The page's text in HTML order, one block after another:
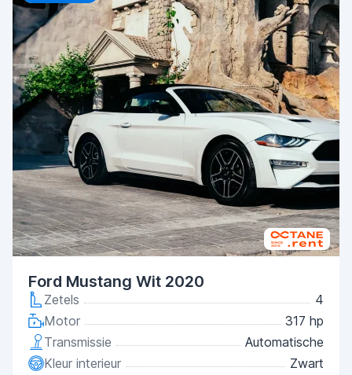
Ford Mustang Wit 2020
Zetels
4
Motor
317 hp
Transmissie
Automatische
Kleur interieur
Zwart